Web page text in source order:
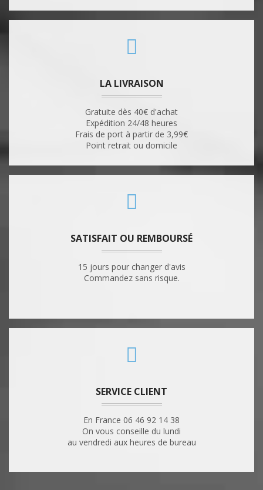
LA LIVRAISON
Gratuite dès 40€ d'achat
Expédition 24/48 heures
Frais de port à partir de 3,99€
Point retrait ou domicile
SATISFAIT OU REMBOURSÉ
15 jours pour changer d'avis
Commandez sans risque.
SERVICE CLIENT
En France 06 46 92 14 38
On vous conseille du lundi
au vendredi aux heures de bureau